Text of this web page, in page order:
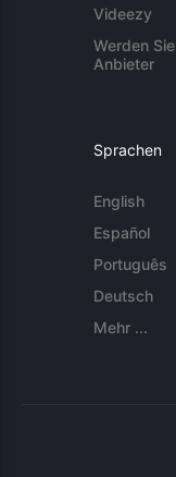
Videezy
Werden Sie
Anbieter
Sprachen
English
Español
Português
Deutsch
Mehr ...